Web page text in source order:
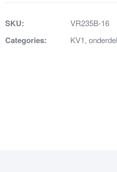
verlengd)
aantal
SKU: VR235B-16
Categories: KV1,